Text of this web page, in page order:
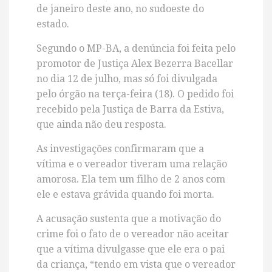
de janeiro deste ano, no sudoeste do
estado.
Segundo o MP-BA, a denúncia foi feita pelo
promotor de Justiça Alex Bezerra Bacellar
no dia 12 de julho, mas só foi divulgada
pelo órgão na terça-feira (18). O pedido foi
recebido pela Justiça de Barra da Estiva,
que ainda não deu resposta.
As investigações confirmaram que a
vítima e o vereador tiveram uma relação
amorosa. Ela tem um filho de 2 anos com
ele e estava grávida quando foi morta.
A acusação sustenta que a motivação do
crime foi o fato de o vereador não aceitar
que a vítima divulgasse que ele era o pai
da criança, “tendo em vista que o vereador